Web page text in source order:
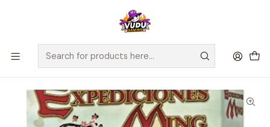
🚀 ¡Despachamos a todo Chile! Envío GRATIS a Regiones sobre
$100.000 y a RM sobre $35.000
Home Juegos de Mesa Editorial 2Tomatoes
Las Expediciones Ming - Español